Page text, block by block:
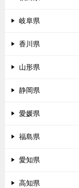
岐阜県
香川県
山形県
静岡県
愛媛県
福島県
愛知県
高知県